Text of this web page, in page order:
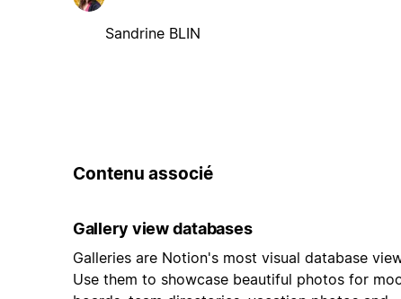
Sandrine BLIN
Contenu associé
Gallery view databases
Galleries are Notion's most visual database
Use them to showcase beautiful photos for